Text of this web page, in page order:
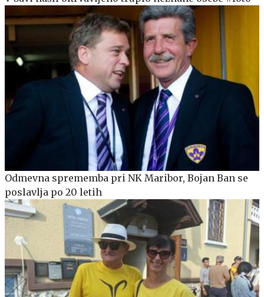
Odmevna sprememba pri NK Maribor, Bojan Ban se
poslavlja po 20 letih